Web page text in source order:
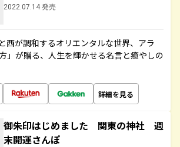
2022.07.14 発売
西が調和するオリエンタルな世界、アラ
」が贈る、人生を輝かせる名言と癒やしの
詳細を見る
御朱印はじめました 関東の神社 週
末開運さんぽ